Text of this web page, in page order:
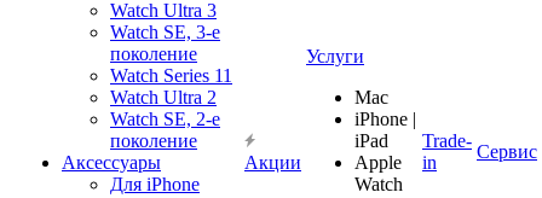
Watch Ultra 3
Watch SE, 3-е
поколение
Watch Series 11
Watch Ultra 2
Watch SE, 2-е
поколение
Аксессуары
Для iPhone
Акции
Услуги
Mac
iPhone |
iPad
Apple
Watch
Trade-
in
Сервис